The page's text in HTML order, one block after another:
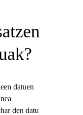
datuen
den datu